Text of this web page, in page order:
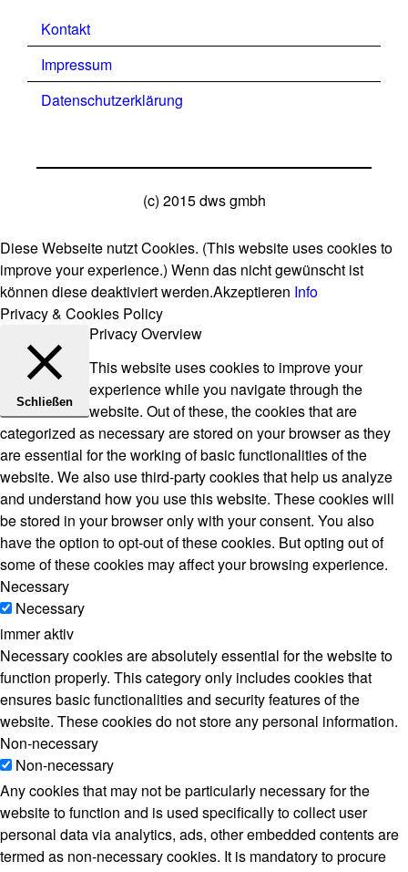
Kontakt
Impressum
Datenschutzerklärung
(c) 2015 dws gmbh
Diese Webseite nutzt Cookies. (This website uses cookies to
improve your experience.) Wenn das nicht gewünscht ist
können diese deaktiviert werden.Akzeptieren Info
Privacy & Cookies Policy
Schließen
Privacy Overview
This website uses cookies to improve your
experience while you navigate through the
website. Out of these, the cookies that are
categorized as necessary are stored on your browser as they
are essential for the working of basic functionalities of the
website. We also use third-party cookies that help us analyze
and understand how you use this website. These cookies will
be stored in your browser only with your consent. You also
have the option to opt-out of these cookies. But opting out of
some of these cookies may affect your browsing experience.
Necessary
Necessary
immer aktiv
Necessary cookies are absolutely essential for the website to
function properly. This category only includes cookies that
ensures basic functionalities and security features of the
website. These cookies do not store any personal information.
Non-necessary
Non-necessary
Any cookies that may not be particularly necessary for the
website to function and is used specifically to collect user
personal data via analytics, ads, other embedded contents are
termed as non-necessary cookies. It is mandatory to procure